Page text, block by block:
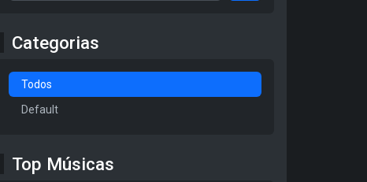
Categorias
Todos
Default
Top Músicas